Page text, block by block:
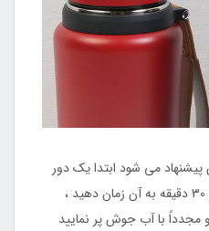
می شود ابتدا یک دور
فلاسک را با آب جوش پر کرده و 30 دقیقه به آن زمان دهید ،
مجدداً با آب جوش پر نمایید